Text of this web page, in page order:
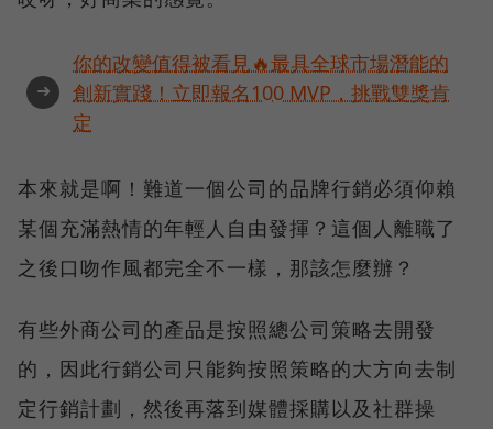
➜
你的改變值得被看見🔥最具全球市場潛能的
創新實踐！立即報名100 MVP，挑戰雙獎肯
定
本來就是啊！難道一個公司的品牌行銷必須仰賴
某個充滿熱情的年輕人自由發揮？這個人離職了
之後口吻作風都完全不一樣，那該怎麼辦？
有些外商公司的產品是按照總公司策略去開發
的，因此行銷公司只能夠按照策略的大方向去制
定行銷計劃，然後再落到媒體採購以及社群操